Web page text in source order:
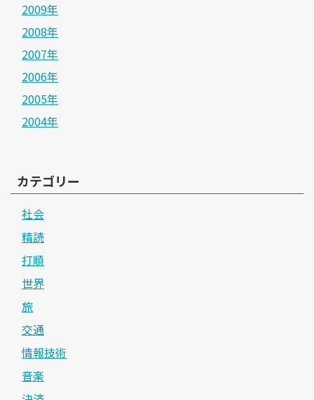
2009年
2008年
2007年
2006年
2005年
2004年
カテゴリー
社会
精読
打順
世界
旅
交通
情報技術
音楽